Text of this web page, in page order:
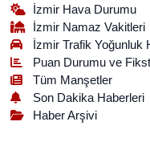
İzmir Hava Durumu
İzmir Namaz Vakitleri
İzmir Trafik Yoğunluk
Puan Durumu ve
Tüm Manşetler
Son Dakika Haberleri
Haber Arşivi